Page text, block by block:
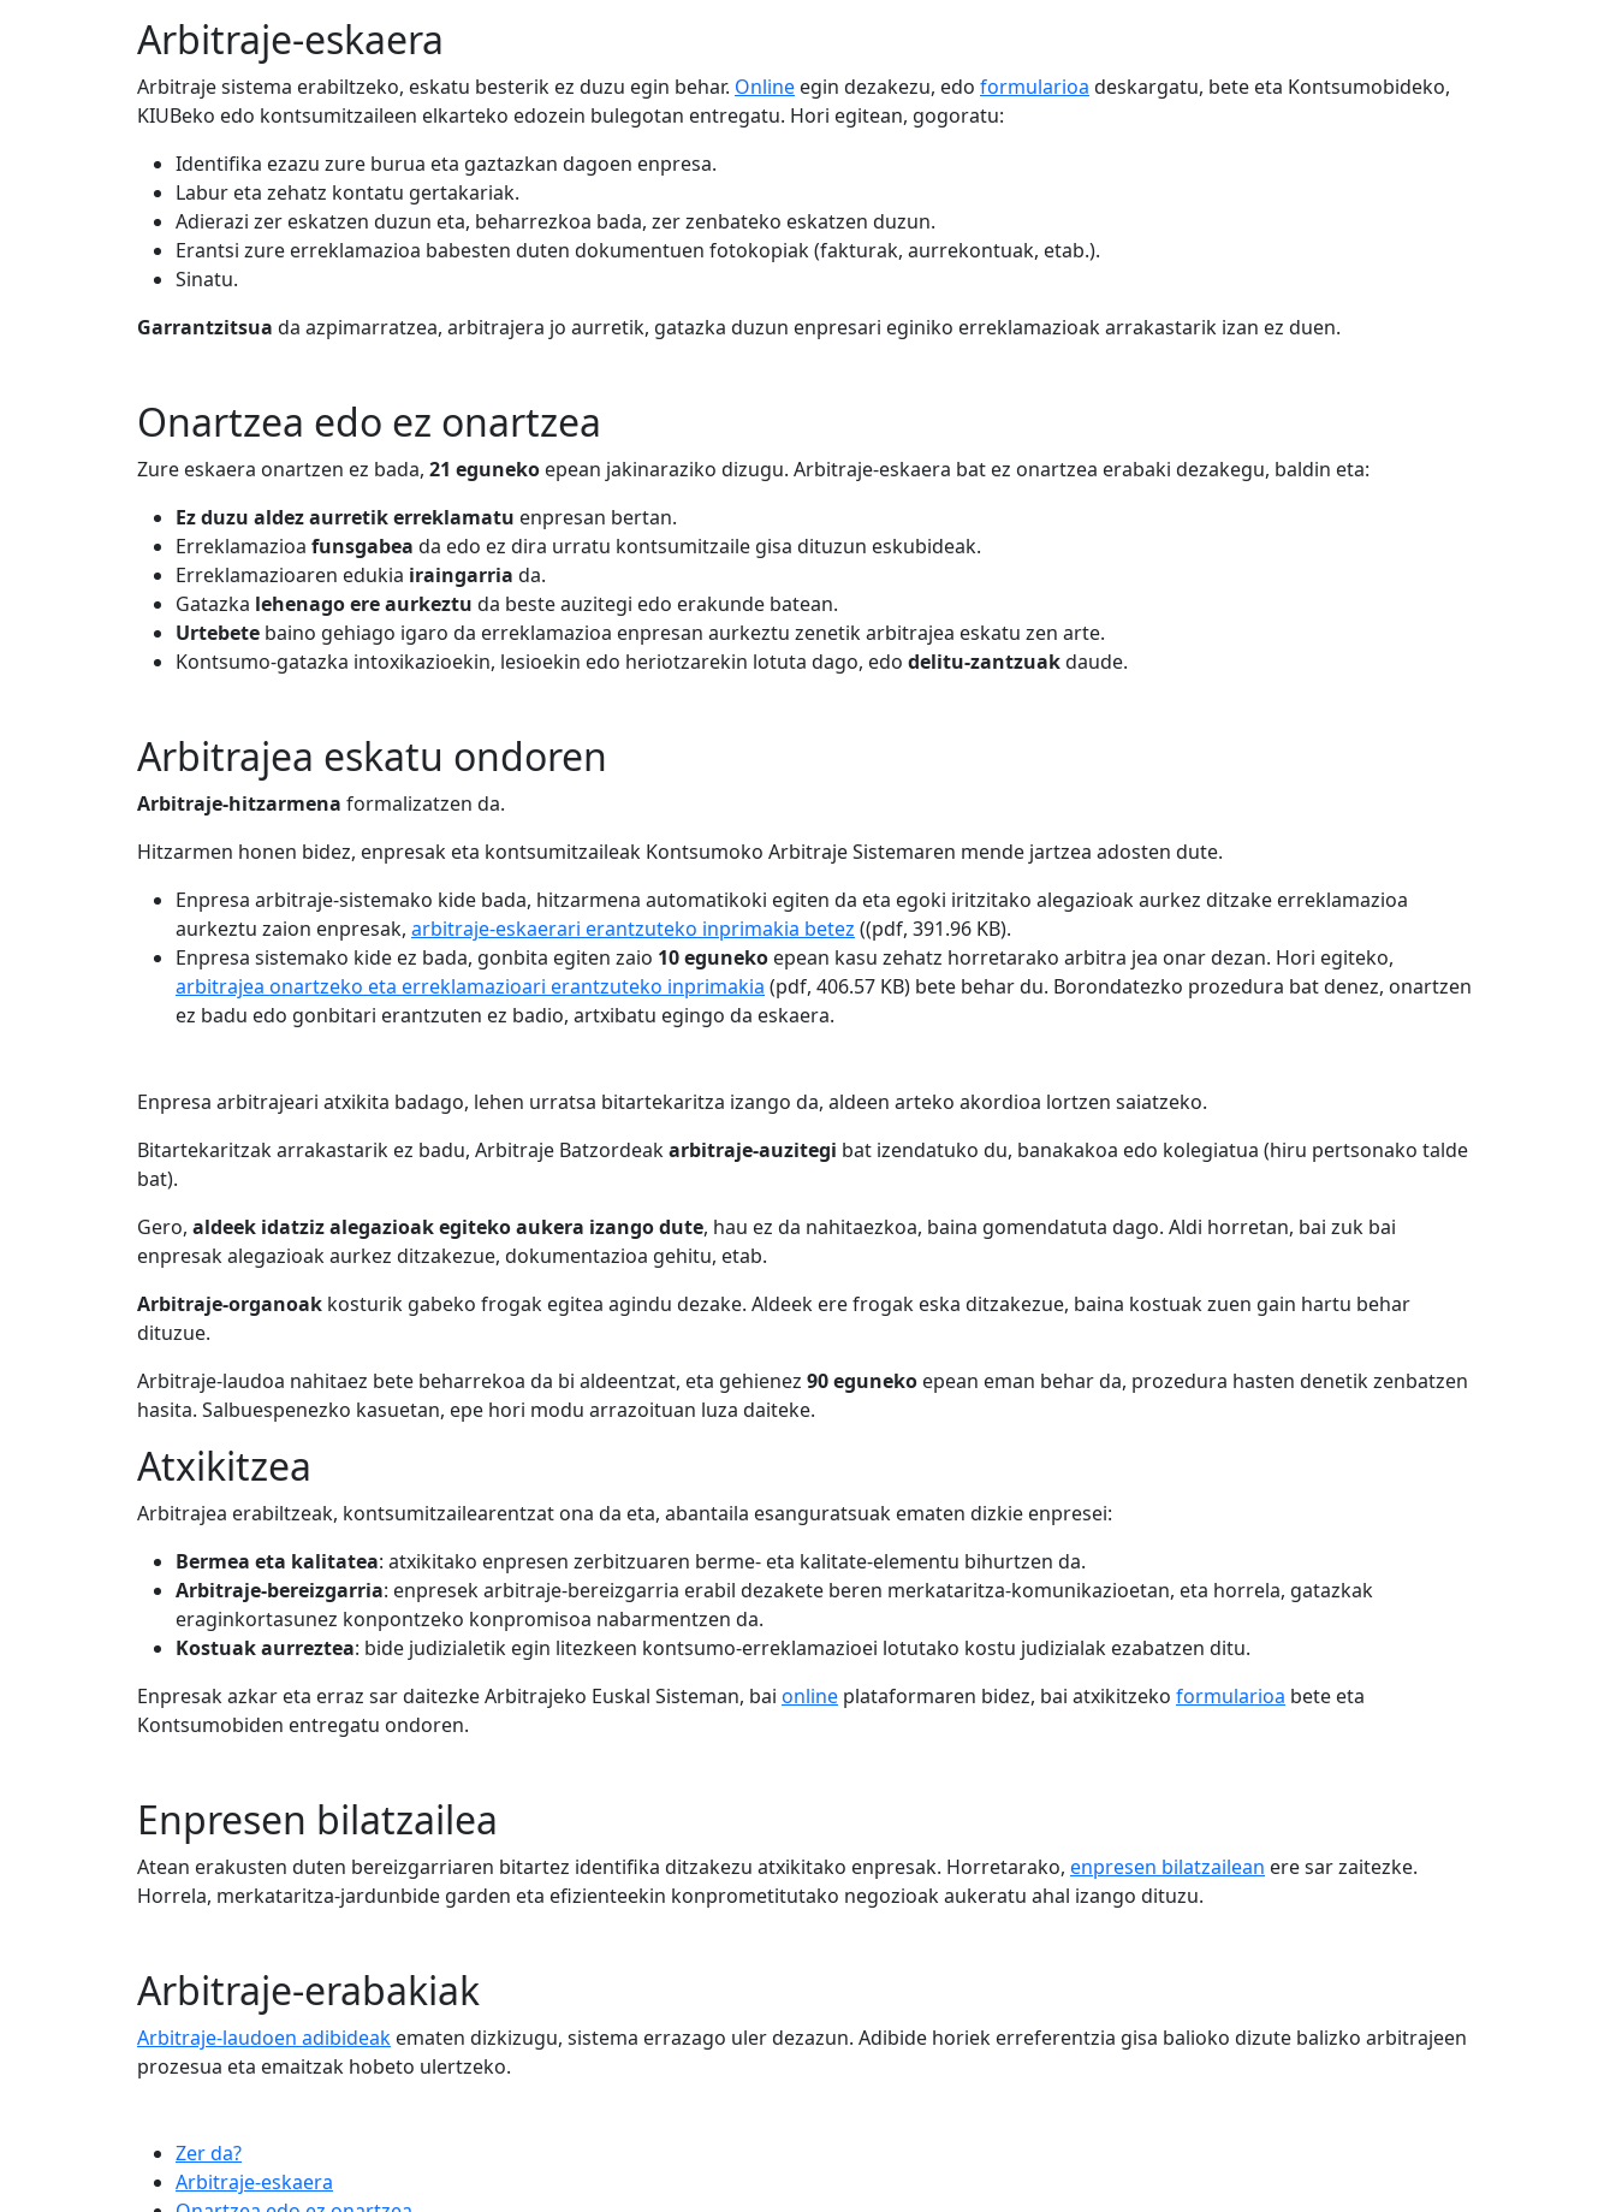
Arbitraje-eskaera
Arbitraje sistema erabiltzeko, eskatu besterik ez duzu egin behar. Online egin dezakezu, edo formularioa deskargatu, bete eta Kontsumobideko,
KIUBeko edo kontsumitzaileen elkarteko edozein bulegotan entregatu. Hori egitean, gogoratu:
Identifika ezazu zure burua eta gaztazkan dagoen enpresa.
Labur eta zehatz kontatu gertakariak.
Adierazi zer eskatzen duzun eta, beharrezkoa bada, zer zenbateko eskatzen duzun.
Erantsi zure erreklamazioa babesten duten dokumentuen fotokopiak (fakturak, aurrekontuak, etab.).
Sinatu.
Garrantzitsua da azpimarratzea, arbitrajera jo aurretik, gatazka duzun enpresari eginiko erreklamazioak arrakastarik izan ez duen.
Onartzea edo ez onartzea
Zure eskaera onartzen ez bada, 21 eguneko epean jakinaraziko dizugu. Arbitraje-eskaera bat ez onartzea erabaki dezakegu, baldin eta:
Ez duzu aldez aurretik erreklamatu enpresan bertan.
Erreklamazioa funsgabea da edo ez dira urratu kontsumitzaile gisa dituzun eskubideak.
Erreklamazioaren edukia iraingarria da.
Gatazka lehenago ere aurkeztu da beste auzitegi edo erakunde batean.
Urtebete baino gehiago igaro da erreklamazioa enpresan aurkeztu zenetik arbitrajea eskatu zen arte.
Kontsumo-gatazka intoxikazioekin, lesioekin edo heriotzarekin lotuta dago, edo delitu-zantzuakdaude.
Arbitrajea eskatu ondoren
Arbitraje-hitzarmena formalizatzen da.
Hitzarmen honen bidez, enpresak eta kontsumitzaileak Kontsumoko Arbitraje Sistemaren mende jartzea adosten dute.
Enpresa arbitraje-sistemako kide bada, hitzarmena automatikoki egiten da eta egoki iritzitako alegazioak aurkez ditzake erreklamazioa
aurkeztu zaion enpresak, arbitraje-eskaerari erantzuteko inprimakia betez ((pdf, 391.96 KB).
Enpresa sistemako kide ez bada, gonbita egiten zaio 10 eguneko epean kasu zehatz horretarako arbitra jea onar dezan. Hori egiteko,
arbitrajea onartzeko eta erreklamazioari erantzuteko inprimakia (pdf, 406.57 KB) bete behar du. Borondatezko prozedura bat denez, onartzen
ez badu edo gonbitari erantzuten ez badio, artxibatu egingo da eskaera.
Enpresa arbitrajeari atxikita badago, lehen urratsa bitartekaritza izango da, aldeen arteko akordioa lortzen saiatzeko.
Bitartekaritzak arrakastarik ez badu, Arbitraje Batzordeakarbitraje-auzitegi bat izendatuko du, banakakoa edo kolegiatua (hiru pertsonako talde
bat).
Gero, aldeek idatziz alegazioak egiteko aukera izango dute, hau ez da nahitaezkoa, baina gomendatuta dago. Aldi horretan, bai zuk bai
enpresak alegazioak aurkez ditzakezue, dokumentazioa gehitu, etab.
Arbitraje-organoak kosturik gabeko frogak egitea agindu dezake. Aldeek ere frogak eska ditzakezue, baina kostuak zuen gain hartu behar
dituzue.
Arbitraje-laudoa nahitaez bete beharrekoa da bi aldeentzat, eta gehienez 90 eguneko epean eman behar da, prozedura hasten denetik zenbatzen
hasita. Salbuespenezko kasuetan, epe hori modu arrazoituan luza daiteke.
Atxikitzea
Arbitrajea erabiltzeak, kontsumitzailearentzat ona da eta, abantaila esanguratsuak ematen dizkie enpresei:
Bermea eta kalitatea: atxikitako enpresen zerbitzuaren berme- eta kalitate-elementu bihurtzen da.
Arbitraje-bereizgarria: enpresek arbitraje-bereizgarria erabil dezakete beren merkataritza-komunikazioetan, eta horrela, gatazkak
eraginkortasunez konpontzeko konpromisoa nabarmentzen da.
Kostuak aurreztea: bide judizialetik egin litezkeen kontsumo-erreklamazioei lotutako kostu judizialak ezabatzen ditu.
Enpresak azkar eta erraz sar daitezke Arbitrajeko Euskal Sisteman, bai online plataformaren bidez, bai atxikitzeko formularioa bete eta
Kontsumobiden entregatu ondoren.
Enpresen bilatzailea
Atean erakusten duten bereizgarriaren bitartez identifika ditzakezu atxikitako enpresak. Horretarako, enpresen bilatzailean ere sar zaitezke.
Horrela, merkataritza-jardunbide garden eta efizienteekin konprometitutako negozioak aukeratu ahal izango dituzu.
Arbitraje-erabakiak
Arbitraje-laudoen adibideak ematen dizkizugu, sistema errazago uler dezazun. Adibide horiek erreferentzia gisa balioko dizute balizko arbitrajeen
prozesua eta emaitzak hobeto ulertzeko.
Zer da?
Arbitraje-eskaera